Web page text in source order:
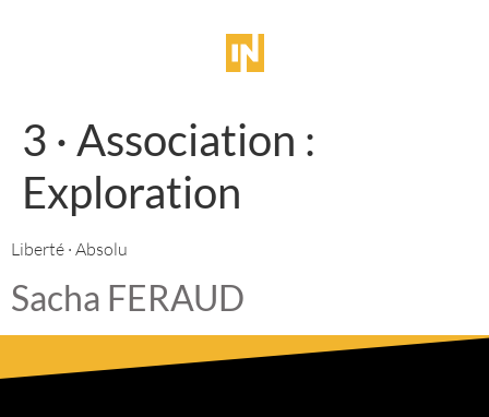
3 · Association :
Exploration
Liberté · Absolu
Sacha FERAUD